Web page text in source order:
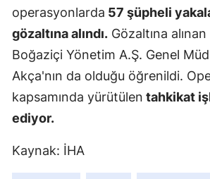
operasyonlarda 57 şüpheli
gözaltına alındı. Gözaltına
Boğaziçi Yönetim A.Ş. Genel
Akça'nın da olduğu öğrenildi.
kapsamında yürütülen tahkikat
ediyor.
Kaynak: İHA